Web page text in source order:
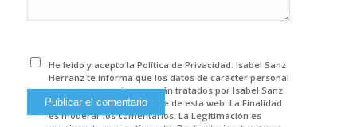
He leído y acepto la Política de Privacidad. Isabel Sanz
Herranz te informa que los datos de carácter personal
que nos proporciones serán tratados por Isabel Sanz
Herranz como responsable de esta web. La Finalidad
es moderar los comentarios. La Legitimación es